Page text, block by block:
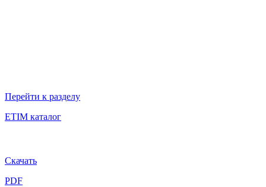
Перейти к разделу
ETIM каталог
Скачать
PDF